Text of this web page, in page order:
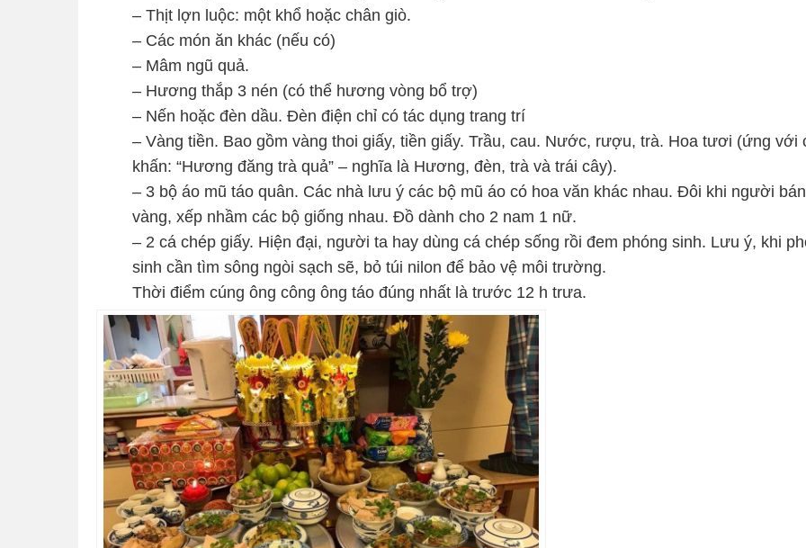
– Thịt lợn luộc: một khổ hoặc chân giò.
– Các món ăn khác (nếu có)
– Mâm ngũ quả.
– Hương thắp 3 nén (có thể hương vòng bổ trợ)
– Nến hoặc đèn dầu. Đèn điện chỉ có tác dụng trang trí
– Vàng tiền. Bao gồm vàng thoi giấy, tiền giấy. Trầu, cau. Nước, rượu, trà. Hoa tươi (ứng với
khấn: “Hương đăng trà quả” – nghĩa là Hương, đèn, trà và trái cây).
– 3 bộ áo mũ táo quân. Các nhà lưu ý các bộ mũ áo có hoa văn khác nhau. Đôi khi người
vàng, xếp nhầm các bộ giống nhau. Đồ dành cho 2 nam 1 nữ.
– 2 cá chép giấy. Hiện đại, người ta hay dùng cá chép sống rồi đem phóng sinh. Lưu ý, khi
sinh cần tìm sông ngòi sạch sẽ, bỏ túi nilon để bảo vệ môi trường.
Thời điểm cúng ông công ông táo đúng nhất là trước 12 h trưa.